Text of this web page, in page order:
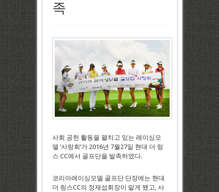
족
사회 공헌 활동을 펼치고 있는 레이싱모
델 ‘사랑회’가 2016년 7월27일 현대 더 링
스 CC에서 골프단을 발족하였다.
코리아레이싱모델 골프단 단장에는 현대
더 링스CC의 정재섭회장이 맡게 됐고, 사